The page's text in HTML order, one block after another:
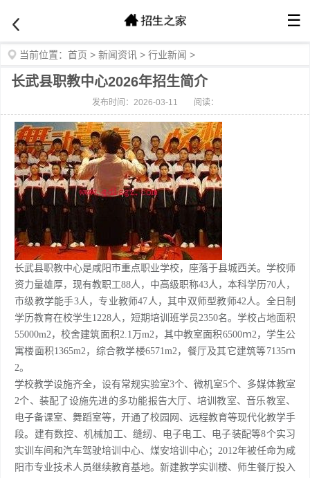
☰
当前位置： 首页 > 新闻资讯 > 行业新闻 >
长武县职教中心2026年招生简介
发布时间：2026-03-11 阅读：
长武县职教中心是咸阳市重点职业学校，座落于县城西关。学校师
资力量雄厚，现有教职工88人，中高级职称43人，本科学历70人，
市级教学能手3人，专业教师47人，其中双师型教师42人。全日制
学历教育在校学生1228人，短期培训班学员2350名。学校占地面积
55000m2，校舍建筑面积2.1万m2，其中教室面积6500ｍ2，学生公
寓楼面积1365m2，综合教学楼6571m2，餐厅及其它建筑等7135ｍ
2。
学校教学设施齐全，设有常规实验室3个、微机室5个、多媒体教室
2个、装配了设施先进的多功能报告大厅、培训教室、音乐教室、
电子备课室、舞蹈室等，开通了校园网、远程教育等现代化教学手
段。建有数控、机械加工、缝纫、电子电工、电子装配等8个实习
实训车间和汽车驾驶培训中心、煤安培训中心；2012年被任命为咸
阳市专业技术人员继续教育基地。新建教学实训楼、师生餐厅投入